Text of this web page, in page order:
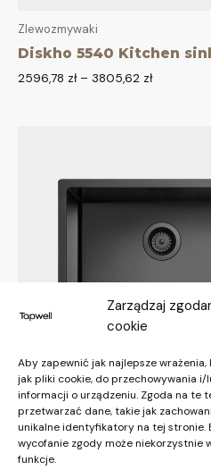
Zarządzaj
cookie
Aby zapewnić jak najlepsze
jak pliki cookie, do przechowywania
informacji o urządzeniu. Zgoda na te
przetwarzać dane, takie jak
unikalne identyfikatory na tej stronie.
wycofanie zgody może niekorzystnie
funkcje.
Zlewozmywaki
Diskho 5540 Kitchen
2596,78 zł– 3805,62 zł
Zlewozmywaki
Diskho 7040 Kitchen
3805,62